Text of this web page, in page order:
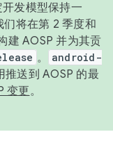
发模型保持一
将在第 2 季度和
建 AOSP 并为其贡
。
android-
推送到 AOSP 的最
变更。